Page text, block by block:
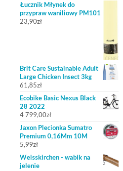
Łucznik Młynek do
przypraw waniliowy PM101
23,90zł
Brit Care Sustainable Adult
Large Chicken Insect 3kg
61,85zł
Ecobike Basic Nexus Black
28 2022
4 799,00zł
Jaxon Plecionka Sumatro
Premium 0,16Mm 10M
5,99zł
Weisskirchen - wabik na
jelenie